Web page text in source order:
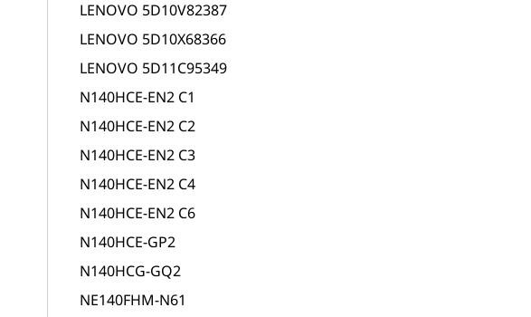
LENOVO 5D10V82387
LENOVO 5D10X68366
LENOVO 5D11C95349
N140HCE-EN2 C1
N140HCE-EN2 C2
N140HCE-EN2 C3
N140HCE-EN2 C4
N140HCE-EN2 C6
N140HCE-GP2
N140HCG-GQ2
NE140FHM-N61